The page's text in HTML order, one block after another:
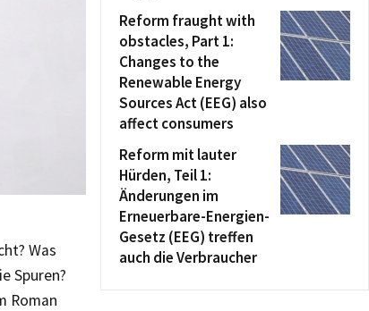
Was
Spuren?
Roman
Reform fraught with
obstacles, Part 1:
Changes to the
Renewable Energy
Sources Act (EEG) also
affect consumers
Reform mit lauter
Hürden, Teil 1:
Änderungen im
Erneuerbare-Energien-
Gesetz (EEG) treffen
auch die Verbraucher